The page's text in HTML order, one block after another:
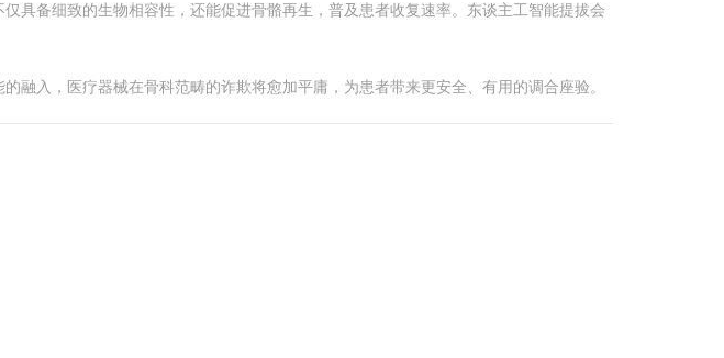
具备细致的生物相容性，还能促进骨骼再生，普及患者收复速率。东谈主工智能提拔会
入，医疗器械在骨科范畴的诈欺将愈加平庸，为患者带来更安全、有用的调合座验。